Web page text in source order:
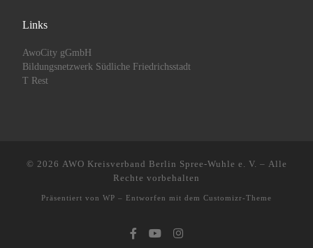
Links
AwoCity gGmbH
Bildungsnetzwerk Südliche Friedrichsstadt
T Rest
© 2026 AWO Kreisverband Berlin Spree-Wuhle e. V. – Alle
Rechte vorbehalten
Präsentiert von WP – Entworfen mit dem Customizr-Theme